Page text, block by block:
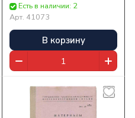
Есть в наличии: 2
Арт. 41073
В корзину